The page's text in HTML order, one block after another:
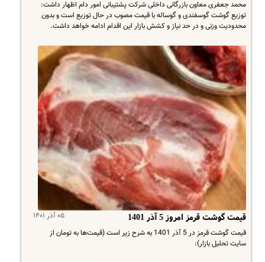
محمد جعفری معاون بازرگانی داخلی شرکت پشتیبانی امور دام اظهار داشت:
توزیع گوشت گوسفندی و گوساله با قیمت مصوب در حال توزیع است و بدون
محدودیت وزنی و در حد نیاز و کشش بازار این اقدام ادامه خواهد داشت.
۰۵ آذر ۱۴۰۱ قیمت گوشت قرمز امروز 5 آذر 1401
قیمت گوشت قرمز در 5 آذر 1401 به شرح زیر است (قیمت‌ها به تومان از
سایت تحلیل بازار):